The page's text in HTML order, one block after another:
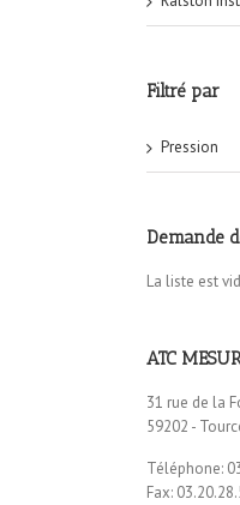
Filtré par
Pression
Demande
La liste est
ATC
31 rue de la
59202 -
Téléphone:
Fax: